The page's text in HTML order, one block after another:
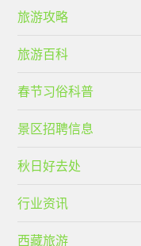
旅游攻略
旅游百科
春节习俗科普
景区招聘信息
秋日好去处
行业资讯
西藏旅游